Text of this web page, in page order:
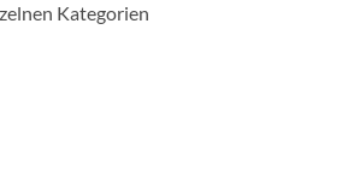
Kategorien